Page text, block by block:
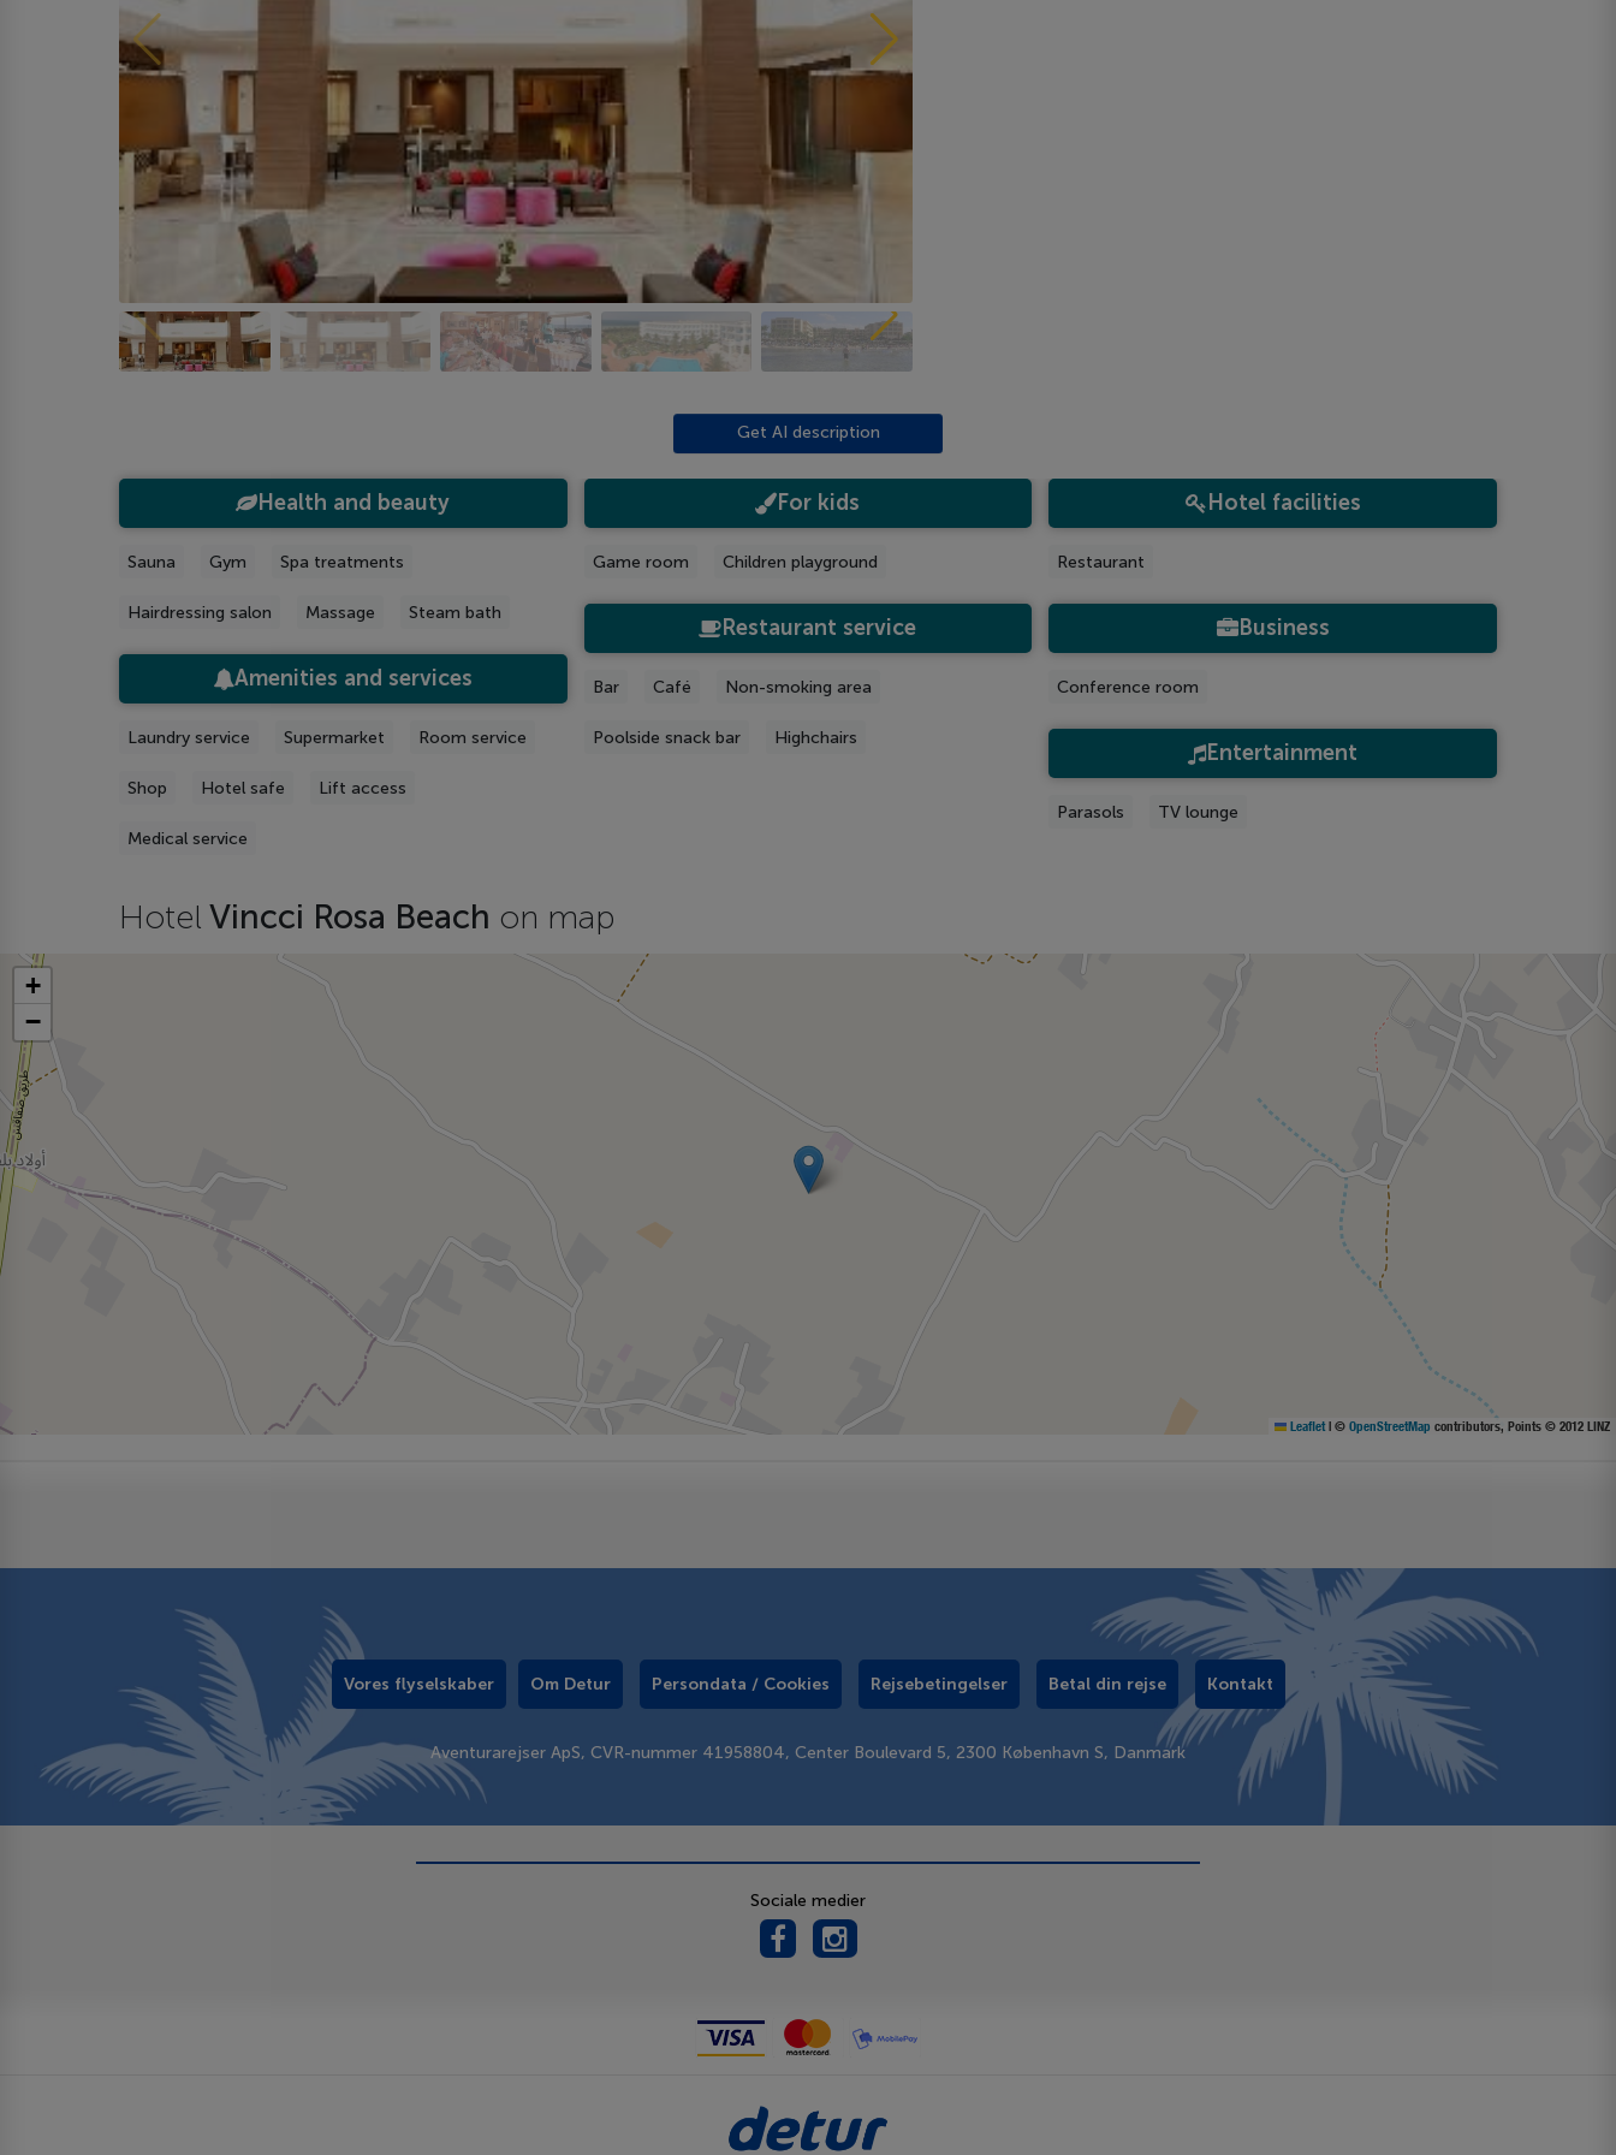
Get AI description
Health and beauty
Sauna Gym Spa treatments
Hairdressing salon Massage Steam bath
Amenities and services
Laundry service Supermarket Room service
Shop Hotel safe Lift access
Medical service
For kids
Game room Children playground
Restaurant service
Bar Café Non-smoking area
Poolside snack bar Highchairs
Hotel facilities
Restaurant
Business
Conference room
Entertainment
Parasols TV lounge
Hotel Vincci Rosa Beach on map
+
−
Leaflet | © OpenStreetMap contributors, Points © 2012 LINZ
Vores flyselskaber Om Detur Persondata / Cookies Rejsebetingelser Betal din rejse Kontakt
Aventurarejser ApS, CVR-nummer 41958804, Center Boulevard 5, 2300 København S, Danmark
Sociale medier